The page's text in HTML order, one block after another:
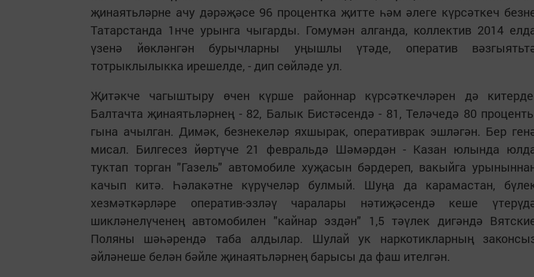
җинаятьләрне ачу дәрәҗәсе 96 процентка җитте һәм әлеге күрсәткеч
Татарстанда 1нче урынга чыгарды. Гомумән алганда, коллектив 2014
үзенә йөкләнгән бурычларны уңышлы үтәде, оператив
тотрыклылыкка ирешелде, - дип сөйләде ул.
Җитәкче чагыштыру өчен күрше районнар күрсәткечләрен дә
Балтачта җинаятьләрнең - 82, Балык Бистәсендә - 81, Теләчедә 80
гына ачылган. Димәк, безнекеләр яхшырак, оперативрак эшләгән. Бер
мисал. Билгесез йөртүче 21 февральдә Шәмәрдән - Казан юлында
туктап торган "Газель" автомобиле хуҗасын бәрдереп, вакыйга
качып китә. Һәлакәтне күрүчеләр булмый. Шуңа да карамастан,
хезмәткәрләре оператив-эзләү чаралары нәтиҗәсендә кеше
шикләнелүченең автомобилен "кайнар эздән" 1,5 тәүлек дигәндә
Поляны шәһәрендә таба алдылар. Шулай ук наркотикларның
әйләнеше белән бәйле җинаятьләрнең барысы да фаш ителгән.